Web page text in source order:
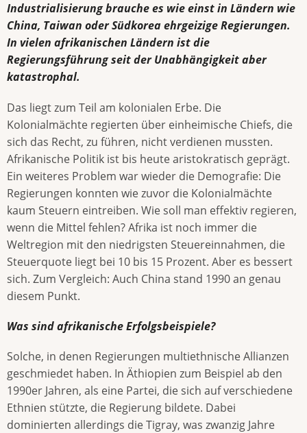
Industrialisierung brauche es wie einst in Ländern wie
China, Taiwan oder Südkorea ehrgeizige Regierungen.
In vielen afrikanischen Ländern ist die
Regierungsführung seit der Unabhängigkeit aber
katastrophal.
Das liegt zum Teil am kolonialen Erbe. Die
Kolonialmächte regierten über einheimische Chiefs, die
sich das Recht, zu führen, nicht verdienen mussten.
Afrikanische Politik ist bis heute aristokratisch geprägt.
Ein weiteres Problem war wieder die Demografie: Die
Regierungen konnten wie zuvor die Kolonialmächte
kaum Steuern eintreiben. Wie soll man effektiv regieren,
wenn die Mittel fehlen? Afrika ist noch immer die
Weltregion mit den niedrigsten Steuereinnahmen, die
Steuerquote liegt bei 10 bis 15 Prozent. Aber es bessert
sich. Zum Vergleich: Auch China stand 1990 an genau
diesem Punkt.
Was sind afrikanische Erfolgsbeispiele?
Solche, in denen Regierungen multiethnische Allianzen
geschmiedet haben. In Äthiopien zum Beispiel ab den
1990er Jahren, als eine Partei, die sich auf verschiedene
Ethnien stützte, die Regierung bildete. Dabei
dominierten allerdings die Tigray, was zwanzig Jahre